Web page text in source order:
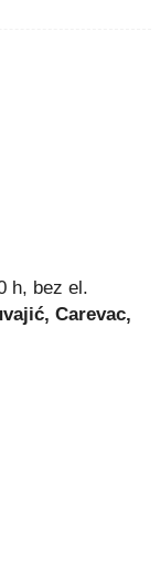
h, bez el.
Carevac,